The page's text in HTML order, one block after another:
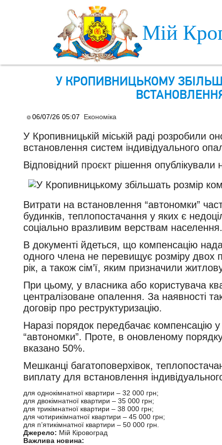
Мій
У КРОПИВНИЦЬКОМУ
06/07/26 05:07 Економіка
У Кропивницькій міській раді розробили
встановлення систем індивідуального
Відповідний проєкт рішення опублікували
Витрати на встановлення “автономки”
будинків, теплопостачання у яких є
соціально вразливим верствам населення.
В документі йдеться, що компенсацію
одного члена не перевищує розміру двох
рік, а також сім’ї, яким призначили
При цьому, у власника або користувача
централізоване опалення. За наявності
договір про реструктуризацію.
Наразі порядок передбачає компенсацію
“автономки”. Проте, в оновленому
вказано 50%.
Мешканці багатоповерхівок,
виплату для встановлення
для однокімнатної квартири – 32 000 грн;
для двокімнатної квартири – 35 000 грн;
для трикімнатної квартири – 38 000 грн;
для чотирикімнатної квартири – 45 000 грн;
для п’ятикімнатної квартири – 50 000 грн.
Джерело: Мій Кіровоград
Важлива новина: